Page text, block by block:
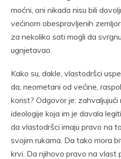
moćni, oni nikada nisu bili
većinom obespravljenih
za nekoliko sati mogli da
ugnjetavao.
Kako su, dakle, vlastodršci
da, neometani od većine,
korist? Odgovor je:
ideologije koja im je davala
da vlastodršci imaju pravo na
svojim rukama. Da tako mora
krvi. Da njihovo pravo na vlast